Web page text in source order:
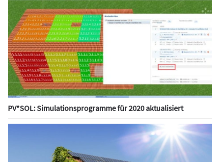
PV*SOL: Simulationsprogramme für 2020 aktualisiert